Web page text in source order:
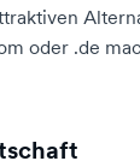
oder .de